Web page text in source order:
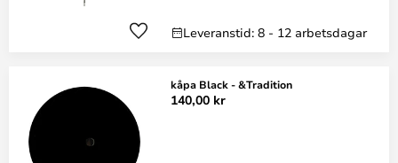
Leveranstid: 8 - 12 arbetsdagar
kåpa Black - &Tradition
140,00 kr